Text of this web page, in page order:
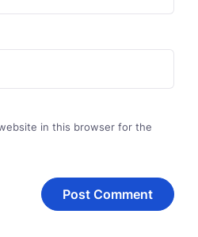
in this browser for the